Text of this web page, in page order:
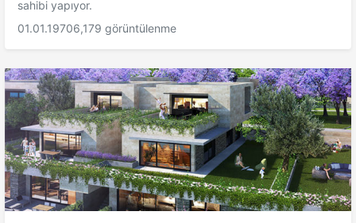
sahibi yapıyor.
01.01.19706,179 görüntülenme